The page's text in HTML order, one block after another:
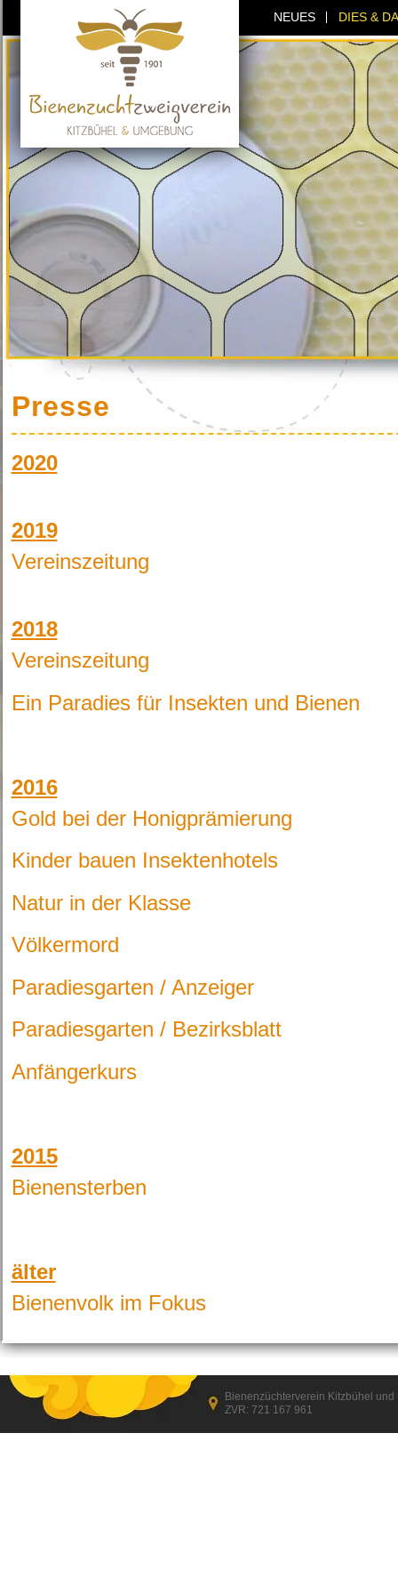
NEUES DIES &
Presse
2020
2019
Vereinszeitung
2018
Vereinszeitung
Ein Paradies für Insekten und Bienen
2016
Gold bei der Honigprämierung
Kinder bauen Insektenhotels
Natur in der Klasse
Völkermord
Paradiesgarten / Anzeiger
Paradiesgarten / Bezirksblatt
Anfängerkurs
2015
Bienensterben
älter
Bienenvolk im Fokus
Bienenzüchterverein Kitzbühel und
ZVR: 721 167 961